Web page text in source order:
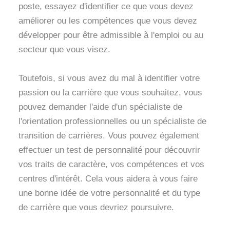
poste, essayez d'identifier ce que vous devez
améliorer ou les compétences que vous devez
développer pour être admissible à l'emploi ou au
secteur que vous visez.
Toutefois, si vous avez du mal à identifier votre
passion ou la carrière que vous souhaitez, vous
pouvez demander l'aide d'un spécialiste de
l'orientation professionnelles ou un spécialiste de
transition de carrières. Vous pouvez également
effectuer un test de personnalité pour découvrir
vos traits de caractère, vos compétences et vos
centres d'intérêt. Cela vous aidera à vous faire
une bonne idée de votre personnalité et du type
de carrière que vous devriez poursuivre.